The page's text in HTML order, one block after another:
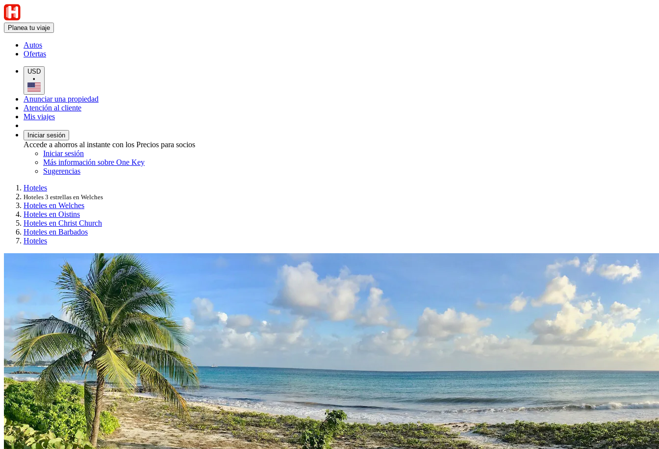
Planea tu viaje
Autos
Ofertas
USD
•
Anunciar una propiedad
Atención al cliente
Mis viajes
Iniciar sesión
Accede a ahorros al instante con los Precios para socios
Iniciar sesión
Más información sobre One Key
Sugerencias
Hoteles
Hoteles 3 estrellas en Welches
Hoteles en Welches
Hoteles en Oistins
Hoteles en Christ Church
Hoteles en Barbados
Hoteles